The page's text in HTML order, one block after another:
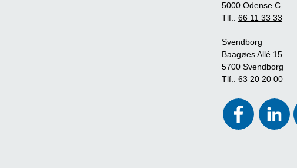
5000 Odense C
Tlf.: 66 11 33 33
Svendborg
Baagøes Allé 15
5700 Svendborg
Tlf.: 63 20 20 00